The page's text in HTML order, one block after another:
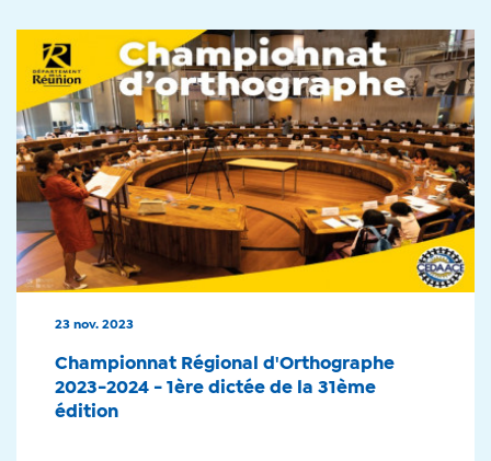
23 nov. 2023
Championnat Régional d'Orthographe
2023-2024 - 1ère dictée de la 31ème
édition